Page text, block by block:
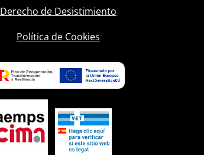
Derecho de Desistimiento
Política de Cookies